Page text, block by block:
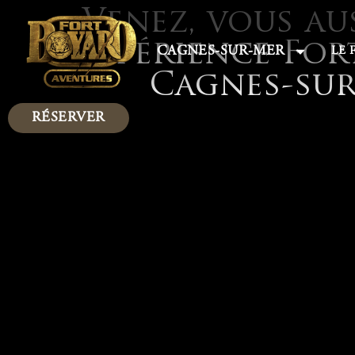
CAGNES-SUR-MER LE
Venez, vous
l'expérience
Cagnes-
RÉSERVER